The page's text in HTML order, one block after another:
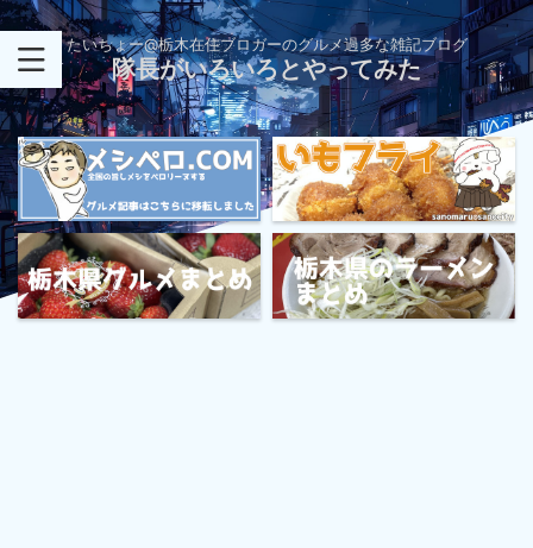
たいちょー@栃木在住ブロガーのグルメ過多な雑記ブログ
隊長がいろいろとやってみた